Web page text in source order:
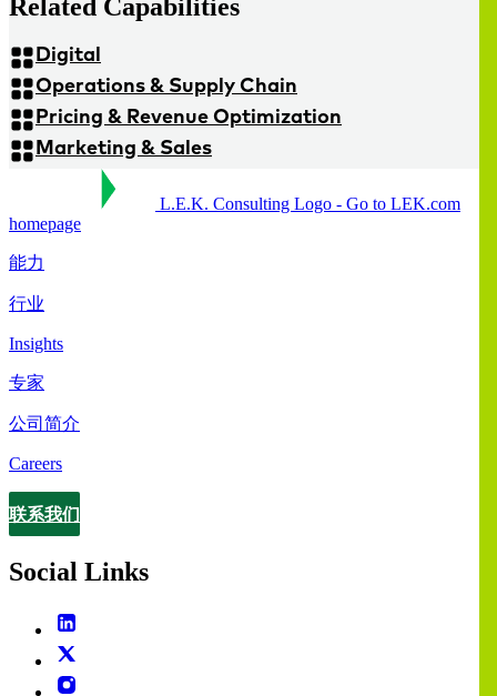
Related Capabilities
Digital
Operations & Supply Chain
Pricing & Revenue Optimization
Marketing & Sales
L.E.K. Consulting Logo - Go to LEK.com
homepage
能力
行业
Insights
专家
公司简介
Careers
Contact
联系我们
Social Links